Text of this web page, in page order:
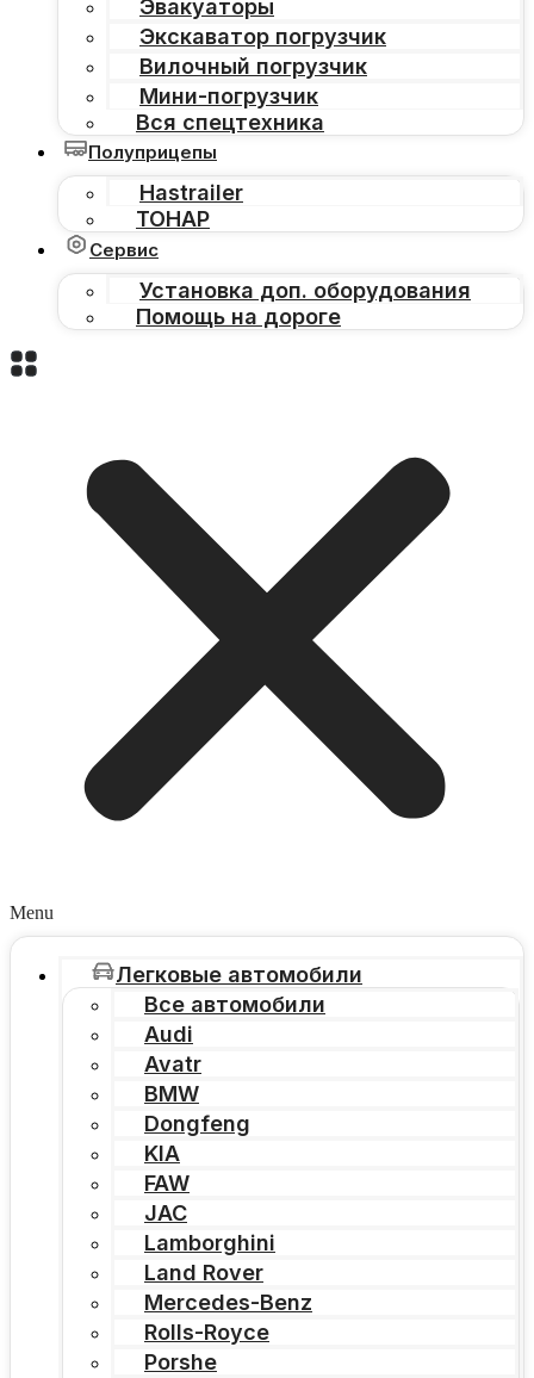
Эвакуаторы
Экскаватор погрузчик
Вилочный погрузчик
Мини-погрузчик
Вся спецтехника
Полуприцепы
Hastrailer
ТОНАР
Сервис
Установка доп. оборудования
Помощь на дороге
Menu
Легковые автомобили
Все автомобили
Audi
Avatr
BMW
Dongfeng
KIA
FAW
JAC
Lamborghini
Land Rover
Mercedes-Benz
Rolls-Royce
Porshe